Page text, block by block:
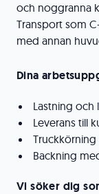
och noggranna
Transport som
med annan
Dina
Lastning och
Leverans till
Truckkörning
Backning
Vi söker dig